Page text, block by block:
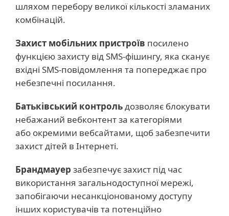
шляхом перебору великої кількості зламаних
комбінацій.
Захист мобільних пристроїв посилено
функцією захисту від SMS-фішингу, яка сканує
вхідні SMS-повідомлення та попереджає про
небезпечні посилання.
Батьківський контрольдозволяє блокувати
небажаний вебконтент за категоріями
або окремими вебсайтами, щоб забезпечити
захист дітей в Інтернеті.
Брандмауер забезпечує захист під час
використання загальнодоступної мережі,
запобігаючи несанкціонованому доступу
інших користувачів та потенційно